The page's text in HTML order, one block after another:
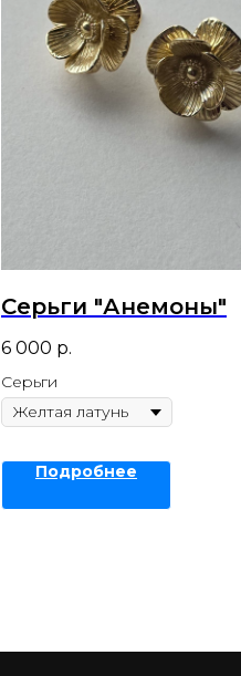
Серьги "Анемоны"
6 000 р.
Серьги
Подробнее